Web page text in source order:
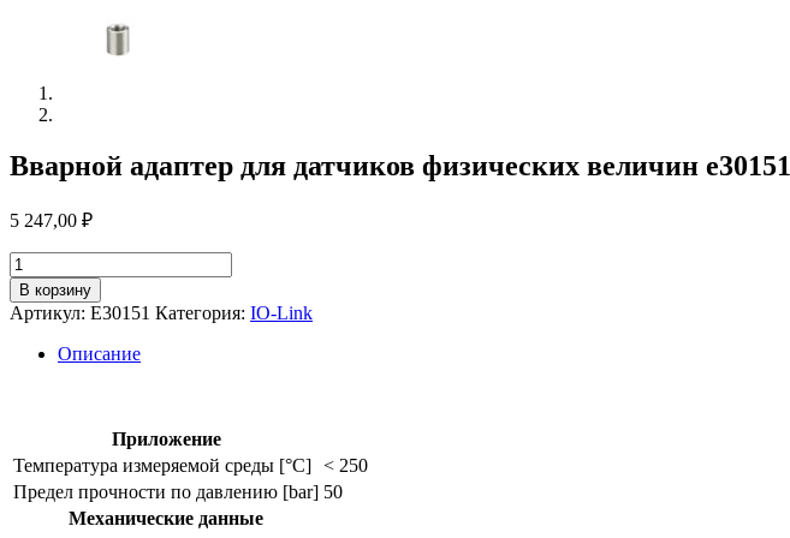
Вварной адаптер для датчиков физических величин e30151
5 247,00 ₽
Количество
товара
Вварной
адаптер
датчиков
В корзину
Артикул: E30151 Категория: IO-Link
Описание
Приложение
Температура измеряемой среды [°C] < 250
Предел прочности по давлению [bar] 50
Механические данные